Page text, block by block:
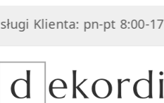
Klienta: pn-pt 8:00-